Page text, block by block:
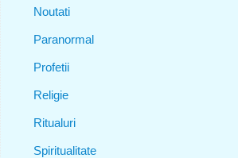
Noutati
Paranormal
Profetii
Religie
Ritualuri
Spiritualitate